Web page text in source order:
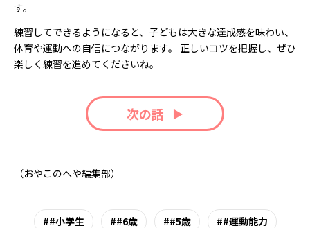
す。
練習してできるようになると、子どもは大きな達成感を味わい、
体育や運動への自信につながります。 正しいコツを把握し、ぜひ
楽しく練習を進めてくださいね。
次の話
（おやこのへや編集部）
#小学生 #6歳 #5歳 #運動能力